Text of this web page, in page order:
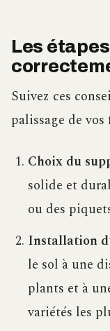
Les
Suivez ces
palissage de
Choix du
solide et
ou des
Installation
le sol à une
plants et à
variétés les